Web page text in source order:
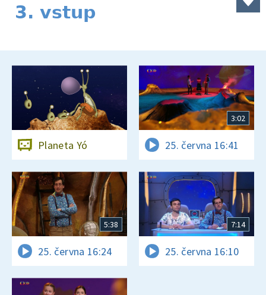
3. vstup
Planeta Yó
3:02
25. června 16:41
5:38
25. června 16:24
7:14
25. června 16:10